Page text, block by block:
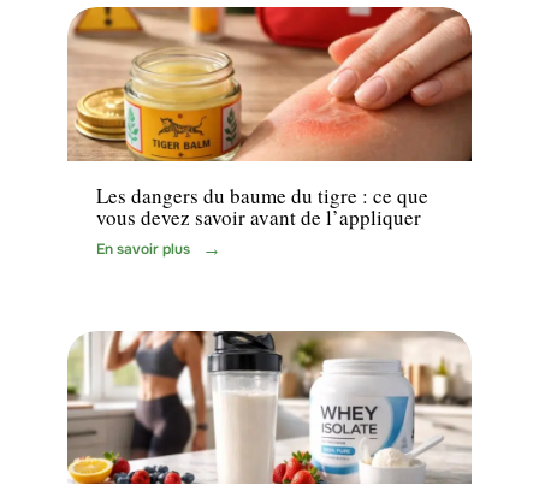
Santé
Les dangers du baume du tigre : ce que
vous devez savoir avant de l’appliquer
En savoir plus
Minceur